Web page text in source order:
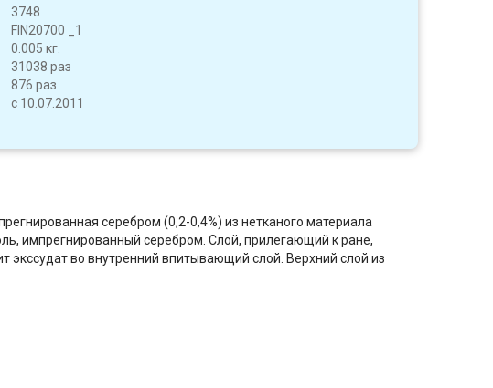
3748
FIN20700 _1
0.005 кг.
31038 раз
876 раз
с 10.07.2011
серебром (0,2-0,4%) из нетканого материала
импрегнированный серебром. Слой, прилегающий к ране,
во внутренний впитывающий слой. Верхний слой из